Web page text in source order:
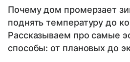
Почему дом промерзает
поднять температуру до
Рассказываем про самые
способы: от плановых до